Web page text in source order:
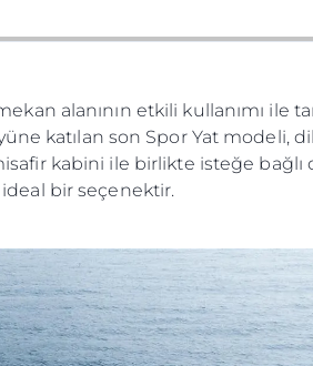
alanının etkili kullanımı ile
katılan son Spor Yat modeli,
kabini ile birlikte isteğe
bir seçenektir.